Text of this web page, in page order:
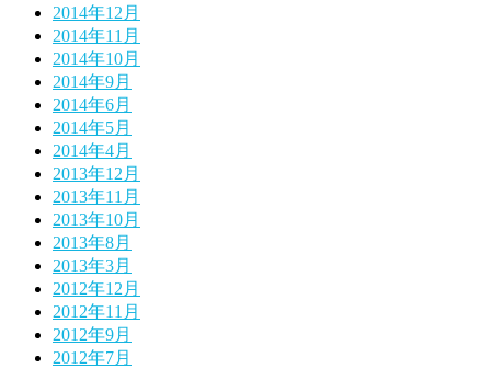
2014年12月
2014年11月
2014年10月
2014年9月
2014年6月
2014年5月
2014年4月
2013年12月
2013年11月
2013年10月
2013年8月
2013年3月
2012年12月
2012年11月
2012年9月
2012年7月